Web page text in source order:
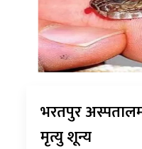
भरतपुर
मृत्यु शून्य